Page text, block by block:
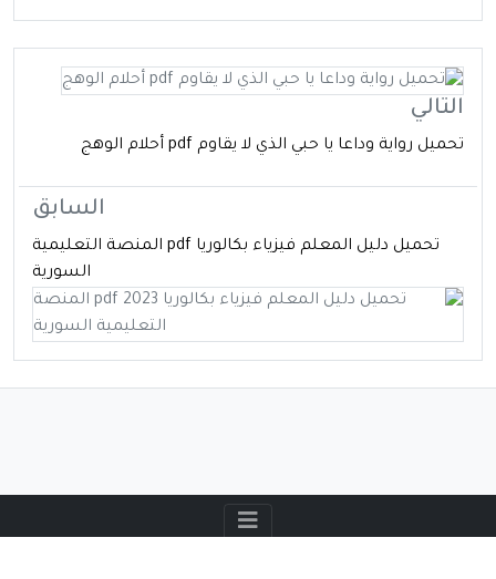
التالي
تحميل رواية وداعا يا حبي الذي لا يقاوم pdf أحلام الوهج
السابق
تحميل دليل المعلم فيزياء بكالوريا pdf المنصة التعليمية
السورية